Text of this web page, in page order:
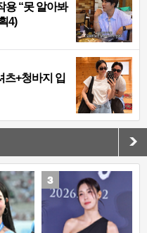
용 “못 알아봐
4)
츠+청바지 입